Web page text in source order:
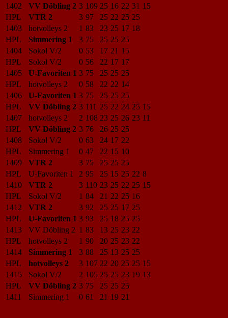
1402
VV Döbling 2 3 109 25 16 22 31 15
HPL
VTR 2 3 97 25 22 25 25
1403
hotvolleys 2 1 83 23 25 17 18
HPL
Simmering 1 3 75 25 25 25
1404
Sokol V/2 0 53 17 21 15
HPL
Sokol V/2 0 56 22 17 17
1405
U-Favoriten 1 3 75 25 25 25
HPL
hotvolleys 2 0 58 22 22 14
1406
U-Favoriten 1 3 75 25 25 25
HPL
VV Döbling 2 3 111 25 22 24 25 15
1407
hotvolleys 2 2 108 23 25 26 23 11
HPL
VV Döbling 2 3 76 26 25 25
1408
Sokol V/2 0 63 24 17 22
HPL
Simmering 1 0 47 22 15 10
1409
VTR 2 3 75 25 25 25
HPL
U-Favoriten 1 2 95 25 15 25 22 8
1410
VTR 2 3 110 23 25 22 25 15
HPL
Sokol V/2 1 84 21 22 25 16
1412
VTR 2 3 92 25 25 17 25
HPL
U-Favoriten 1 3 93 25 18 25 25
1413
VV Döbling 2 1 83 13 25 23 22
HPL
hotvolleys 2 1 90 20 25 23 22
1414
Simmering 1 3 88 25 13 25 25
HPL
hotvolleys 2 3 107 22 20 25 25 15
1415
Sokol V/2 2 105 25 25 23 19 13
HPL
VV Döbling 2 3 75 25 25 25
1411
Simmering 1 0 61 21 19 21